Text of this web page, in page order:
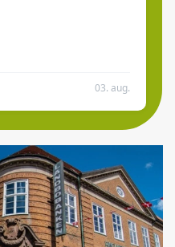
03. aug.